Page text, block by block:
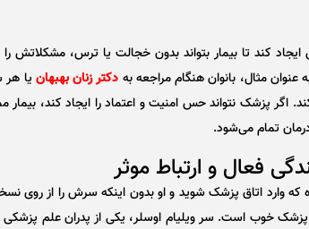
ایجاد کند تا بیمار بتواند بدون خجالت یا ترس،
عنوان مثال، بانوان هنگام مراجعه به دکتر زنان بهبهان یا هر
اگر پزشک نتواند حس امنیت و اعتماد را ایجاد کند،
تمام می‌شود.
که وارد اتاق پزشک شوید و او بدون اینکه سرش را از روی
خوب است. سر ویلیام اوسلر، یکی از پدران علم